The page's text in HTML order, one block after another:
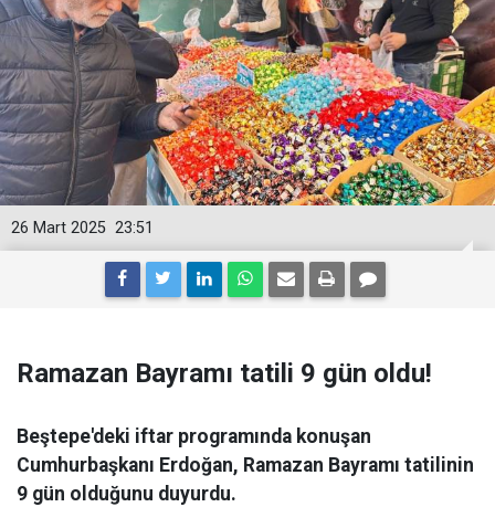
23:51
26 Mart 2025
Ramazan Bayramı tatili 9 gün oldu!
Beştepe'deki iftar programında konuşan
Cumhurbaşkanı Erdoğan, Ramazan Bayramı tatilinin
9 gün olduğunu duyurdu.